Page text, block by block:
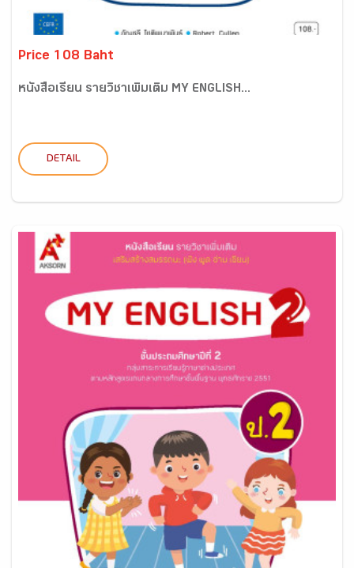
Price 108 Baht
หนังสือเรียน รายวิชาเพิ่มเติม MY ENGLISH...
DETAIL